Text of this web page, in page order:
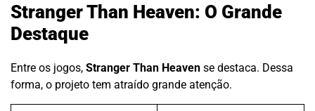
Stranger Than Heaven: O Grande
Destaque
Entre os jogos, Stranger Than Heaven se destaca. Dessa
forma, o projeto tem atraído grande atenção.